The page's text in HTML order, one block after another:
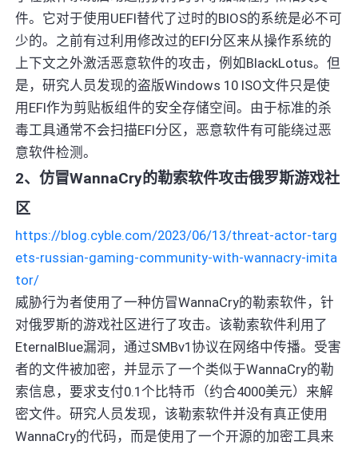
件。它对于使用UEFI替代了过时的BIOS的系统是必不可
少的。之前有过利用修改过的EFI分区来从操作系统的
上下文之外激活恶意软件的攻击，例如BlackLotus。但
是，研究人员发现的盗版Windows 10 ISO文件只是使
用EFI作为剪贴板组件的安全存储空间。由于标准的杀
毒工具通常不会扫描EFI分区，恶意软件有可能绕过恶
意软件检测。
2、仿冒WannaCry的勒索软件攻击俄罗斯游戏社
区
https://blog.cyble.com/2023/06/13/threat-actor-targ
ets-russian-gaming-community-with-wannacry-imita
tor/
威胁行为者使用了一种仿冒WannaCry的勒索软件，针
对俄罗斯的游戏社区进行了攻击。该勒索软件利用了
EternalBlue漏洞，通过SMBv1协议在网络中传播。受害
者的文件被加密，并显示了一个类似于WannaCry的勒
索信息，要求支付0.1个比特币（约合4000美元）来解
密文件。研究人员发现，该勒索软件并没有真正使用
WannaCry的代码，而是使用了一个开源的加密工具来